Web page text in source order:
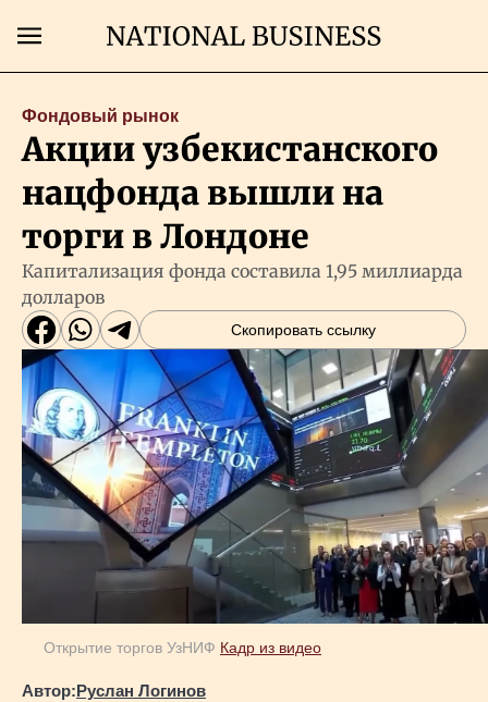
Главная
Экономика
Рынки
Технологии
Власть
Геополитика
Исследования
Люди
Фондовый рынок
Акции узбекистанского
нацфонда вышли на
торги в Лондоне
Капитализация фонда составила 1,95 миллиарда
долларов
Скопировать ссылку
Открытие торгов УзНИФ Кадр из видео
Автор:Руслан Логинов